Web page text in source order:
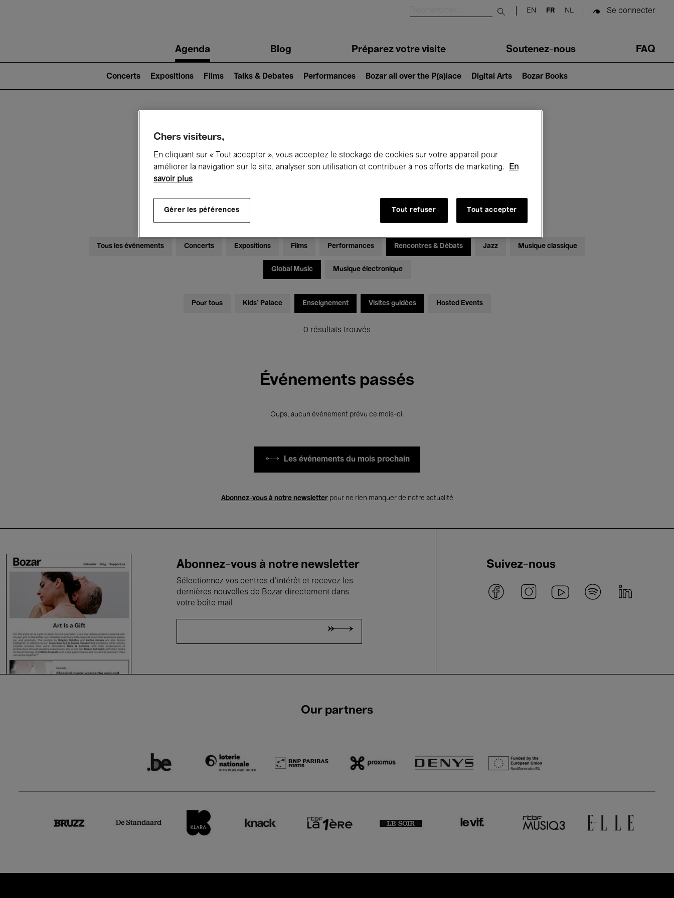
Submit search
EN FR NL Se connecter
navigationAgenda Blog Préparez votre visite Soutenez-nous FAQ
2)
Concerts Expositions Films Talks & Debates Performances Bozar all over the P(a)lace Digital Arts Bozar Books
Ce qui se passe à Bozar
Tous les événements Concerts Expositions Films Performances Rencontres & Débats Jazz Musique classique
Global Music Musique électronique
Pour tous Kids’ Palace Enseignement Visites guidées Hosted Events
0 résultats trouvés
Événements passés
Oups, aucun événement prévu ce mois-ci.
Les événements du mois prochain
Abonnez-vous à notre newsletterpour ne rien manquer de notre actualité
Abonnez-vous à notre newsletter
Sélectionnez vos centres d'intérêt et recevez les
dernières nouvelles de Bozar directement dans
votre boîte mail
Suivez-nous
Our partners
Chers visiteurs,
En cliquant sur « Tout accepter », vous acceptez le stockage de cookies sur votre appareil pour
améliorer la navigation sur le site, analyser son utilisation et contribuer à nos efforts de marketing.
En
savoir plus
Gérer les péférences Tout refuser Tout accepter